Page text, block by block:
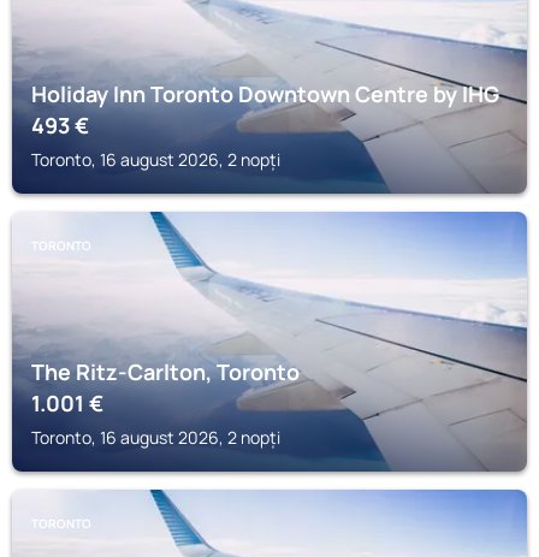
Holiday Inn Toronto Downtown Centre by IHG
493€
Toronto, 16 august 2026, 2 nopți
TORONTO
The Ritz-Carlton, Toronto
1.001€
Toronto, 16 august 2026, 2 nopți
TORONTO